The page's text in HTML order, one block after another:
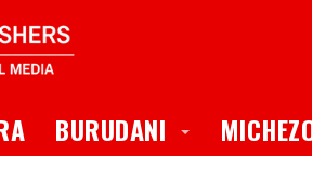
BURUDANI Toggle